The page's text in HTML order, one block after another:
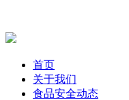
首页
关于我们
食品安全动态